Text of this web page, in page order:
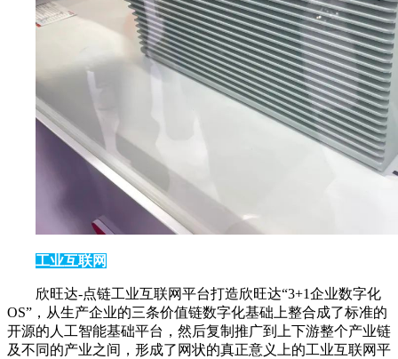
工业互联网
欣旺达-点链工业互联网平台打造欣旺达“3+1企业数字化
OS”，从生产企业的三条价值链数字化基础上整合成了标准的
开源的人工智能基础平台，然后复制推广到上下游整个产业链
及不同的产业之间，形成了网状的真正意义上的工业互联网平